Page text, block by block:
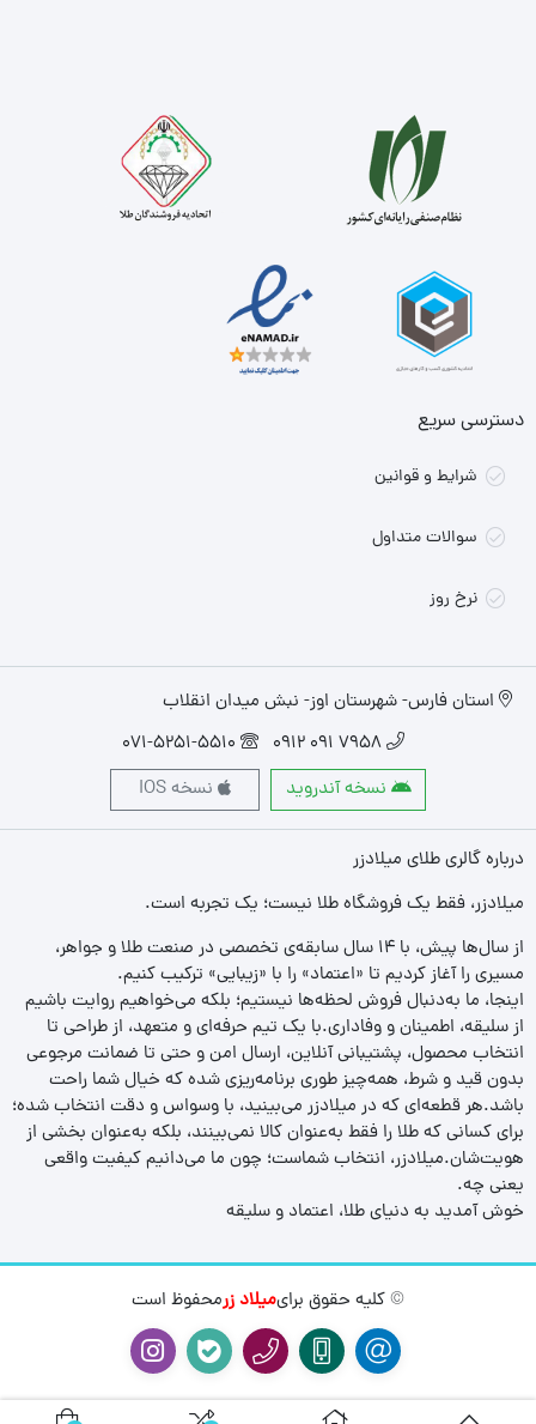
دسترسی سریع
شرایط و قوانین
سوالات متداول
نرخ روز
استان فارس- شهرستان اوز- نبش میدان انقلاب
7958 091 0912
071-5251-5510
نسخه آندروید
نسخه IOS
درباره گالری طلای میلادزر
میلادزر، فقط یک فروشگاه طلا نیست؛ یک تجربه‌ است.
از سال‌ها پیش، با ۱۴ سال سابقه‌ی تخصصی در صنعت طلا و جواهر،
مسیری را آغاز کردیم تا «اعتماد» را با «زیبایی» ترکیب کنیم.
اینجا، ما به‌دنبال فروش لحظه‌ها نیستیم؛ بلکه می‌خواهیم روایت باشیم
از سلیقه، اطمینان و وفاداری.با یک تیم حرفه‌ای و متعهد، از طراحی تا
انتخاب محصول، پشتیبانی آنلاین، ارسال امن و حتی تا ضمانت مرجوعی
بدون قید و شرط، همه‌چیز طوری برنامه‌ریزی شده که خیال شما راحت
باشد.هر قطعه‌ای که در میلادزر می‌بینید، با وسواس و دقت انتخاب شده؛
برای کسانی که طلا را فقط به‌عنوان کالا نمی‌بینند، بلکه به‌عنوان بخشی از
هویت‌شان.میلادزر، انتخاب شماست؛ چون ما می‌دانیم کیفیت واقعی
یعنی چه.
خوش آمدید به دنیای طلا، اعتماد و سلیقه
© کلیه حقوق برایمیلاد زرمحفوظ است